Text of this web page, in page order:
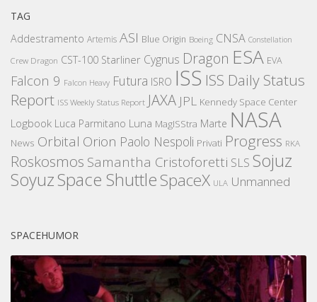
TAG
Addestramento Artemis ASI Blue Origin Boeing CNSA Constellation
Crew Dragon CST-100 Starliner Cygnus Dragon ESA EVA
Falcon 9 Falcon Heavy Futura ISRO ISS ISS Daily Status
Report ISS Weekly Status Report JAXA JPL Kennedy Space Center
Logbook Luca Parmitano Luna MagISStra Marte NASA
News Orbital Orion Paolo Nespoli Privati Progress RKA
Roskosmos Samantha Cristoforetti SLS Sojuz
SoyuzSpace ShuttleSpaceX ULA Unmanned
SPACEHUMOR